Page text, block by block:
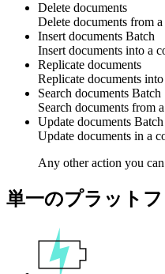
Delete documents
Delete documents from
Insert documents Batch
Insert documents into a
Replicate documents
Replicate documents
Search documents Batch
Search documents from
Update documents Batch
Update documents in a
Any other action you
単一のプラット